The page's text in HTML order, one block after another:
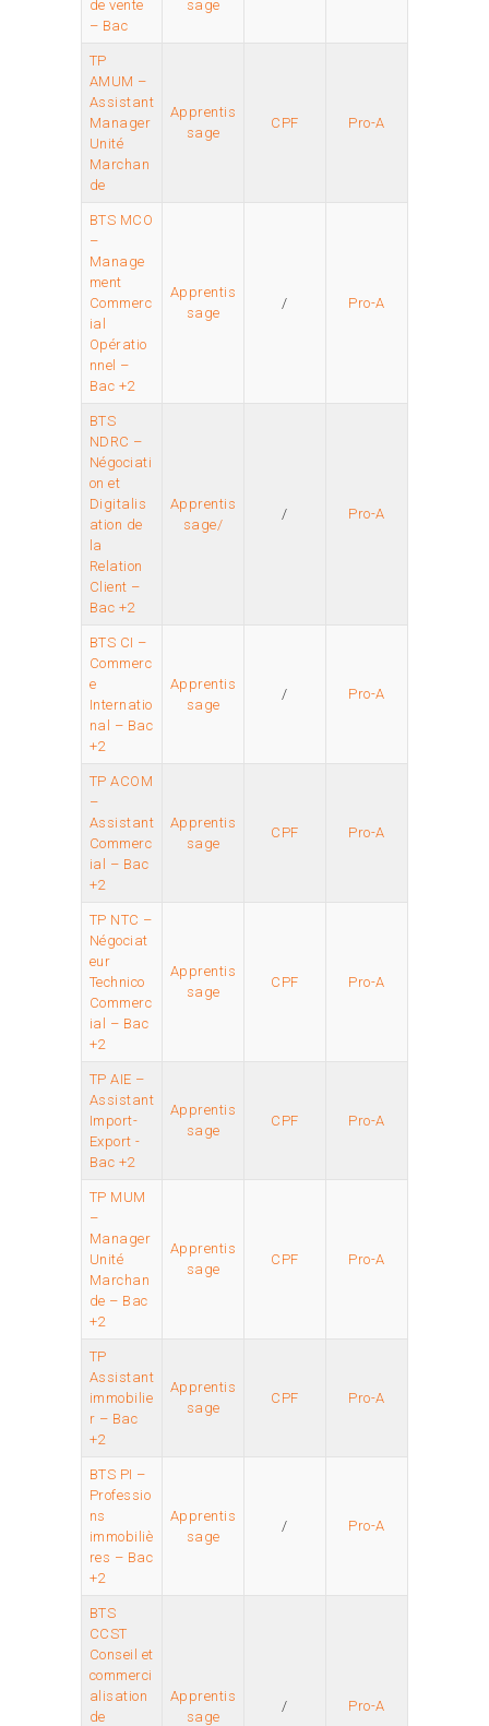
de vente
– Bac
sage
TP
AMUM –
Assistant
Manager
Unité
Marchan
de
Apprentis
sage
CPF Pro-A
BTS MCO
–
Manage
ment
Commerc
ial
Opératio
nnel –
Bac +2
Apprentis
sage
/ Pro-A
BTS
NDRC –
Négociati
on et
Digitalis
ation de
la
Relation
Client –
Bac +2
Apprentis
sage/
/ Pro-A
BTS CI –
Commerc
e
Internatio
nal – Bac
+2
Apprentis
sage
/ Pro-A
TP ACOM
–
Assistant
Commerc
ial – Bac
+2
Apprentis
sage
CPF Pro-A
TP NTC –
Négociat
eur
Technico
Commerc
ial – Bac
+2
Apprentis
sage
CPF Pro-A
TP AIE –
Assistant
Import-
Export -
Bac +2
Apprentis
sage
CPF Pro-A
TP MUM
–
Manager
Unité
Marchan
de – Bac
+2
Apprentis
sage
CPF Pro-A
TP
Assistant
immobilie
r – Bac
+2
Apprentis
sage
CPF Pro-A
BTS PI –
Professio
ns
immobiliè
res – Bac
+2
Apprentis
sage
/ Pro-A
BTS
CCST
Conseil et
commerci
alisation
de
Apprentis
sage
/ Pro-A